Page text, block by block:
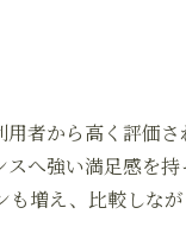
者から高く評価
へ強い満足感を持
増え、比較しな